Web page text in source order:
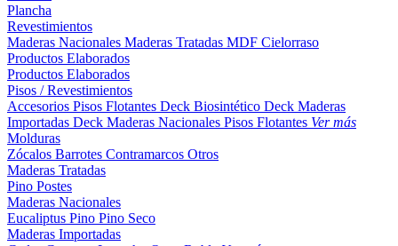
Plancha
Revestimientos
Maderas Nacionales Maderas Tratadas MDF Cielorraso
Productos Elaborados
Productos Elaborados
Pisos / Revestimientos
Accesorios Pisos Flotantes Deck Biosintético Deck Maderas
Importadas Deck Maderas Nacionales Pisos Flotantes Ver más
Molduras
Zócalos Barrotes Contramarcos Otros
Maderas Tratadas
Pino Postes
Maderas Nacionales
Eucaliptus Pino Pino Seco
Maderas Importadas